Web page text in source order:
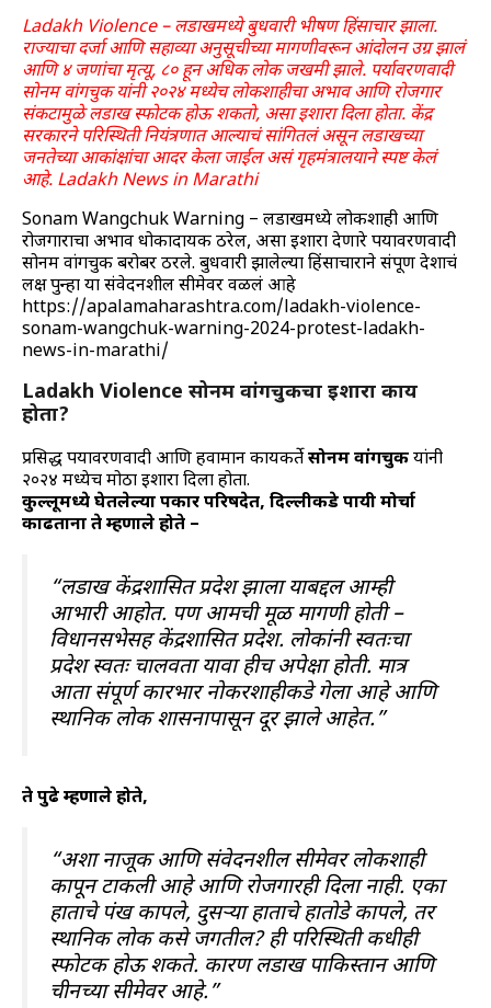
Ladakh Violence – लडाखमध्ये बुधवारी भीषण हिंसाचार झाला.
राज्याचा दर्जा आणि सहाव्या अनुसूचीच्या मागणीवरून आंदोलन उग्र झालं
आणि ४ जणांचा मृत्यू, ८० हून अधिक लोक जखमी झाले. पर्यावरणवादी
सोनम वांगचुक यांनी २०२४ मध्येच लोकशाहीचा अभाव आणि रोजगार
संकटामुळे लडाख स्फोटक होऊ शकतो, असा इशारा दिला होता. केंद्र
सरकारने परिस्थिती नियंत्रणात आल्याचं सांगितलं असून लडाखच्या
जनतेच्या आकांक्षांचा आदर केला जाईल असं गृहमंत्रालयाने स्पष्ट केलं
आहे. Ladakh News in Marathi
Sonam Wangchuk Warning – लडाखमध्ये लोकशाही आणि
रोजगाराचा अभाव धोकादायक ठरेल, असा इशारा देणारे पर्यावरणवादी
सोनम वांगचुक बरोबर ठरले. बुधवारी झालेल्या हिंसाचाराने संपूर्ण देशाचं
लक्ष पुन्हा या संवेदनशील सीमेवर वळलं आहे
https://apalamaharashtra.com/ladakh-violence-
sonam-wangchuk-warning-2024-protest-ladakh-
news-in-marathi/
Ladakh Violence सोनम वांगचुकचा इशारा काय
होता?
प्रसिद्ध पर्यावरणवादी आणि हवामान कार्यकर्तेसोनम वांगचुकयांनी
२०२४ मध्येच मोठा इशारा दिला होता.
कुल्लूमध्ये घेतलेल्या पत्रकार परिषदेत, दिल्लीकडे पायी मोर्चा
काढताना ते म्हणाले होते –
“लडाख केंद्रशासित प्रदेश झाला याबद्दल आम्ही
आभारी आहोत. पण आमची मूळ मागणी होती –
विधानसभेसह केंद्रशासित प्रदेश. लोकांनी स्वतःचा
प्रदेश स्वतः चालवता यावा हीच अपेक्षा होती. मात्र
आता संपूर्ण कारभार नोकरशाहीकडे गेला आहे आणि
स्थानिक लोक शासनापासून दूर झाले आहेत.”
ते पुढे म्हणाले होते,
“अशा नाजूक आणि संवेदनशील सीमेवर लोकशाही
कापून टाकली आहे आणि रोजगारही दिला नाही. एका
हाताचे पंख कापले, दुसऱ्या हाताचे हातोडे कापले, तर
स्थानिक लोक कसे जगतील? ही परिस्थिती कधीही
स्फोटक होऊ शकते. कारण लडाख पाकिस्तान आणि
चीनच्या सीमेवर आहे.”